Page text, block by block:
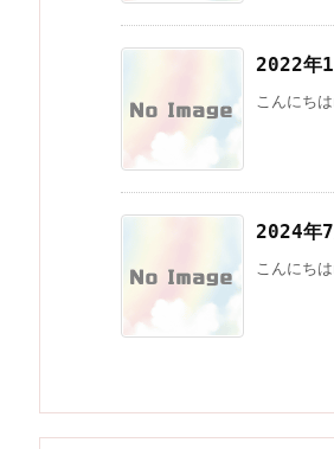
2022年
こんにち
2024年
こんにち